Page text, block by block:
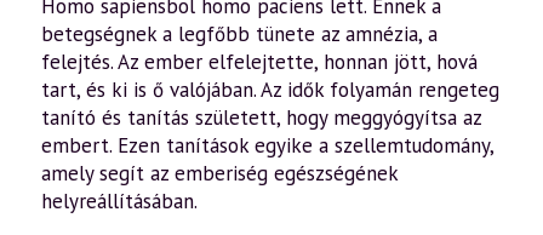
fényében
(könyv)
mennyiség
Homo sapiensbol homo paciens lett. Ennek a
betegségnek a legfőbb tünete az amnézia, a
felejtés. Az ember elfelejtette, honnan jött, hová
tart, és ki is ő valójában. Az idők folyamán rengeteg
tanító és tanítás született, hogy meggyógyítsa az
embert. Ezen tanítások egyike a szellemtudomány,
amely segít az emberiség egészségének
helyreállításában.